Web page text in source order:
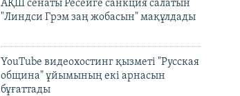
АҚШ сенаты Ресейге санкция салатын
"Линдси Грэм заң жобасын" мақұлдады
YouTube видеохостинг қызметі "Русская
община" ұйымының екі арнасын
бұғаттады